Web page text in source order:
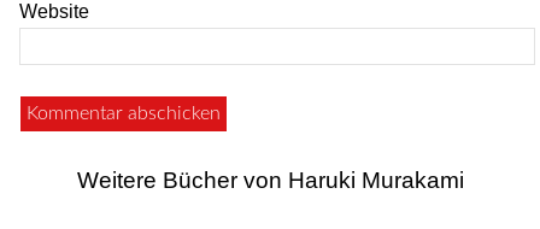
Website
Weitere Bücher von Haruki Murakami